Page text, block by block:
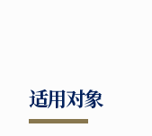
适用对象